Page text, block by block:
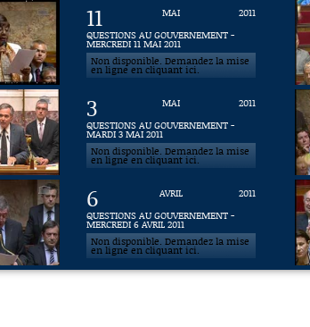
11 MAI
2011
QUESTIONS AU GOUVERNEMENT -
MERCREDI 11 MAI 2011
Non disponible. Demandez la mise
en ligne en cliquant ici.
3 MAI
2011
QUESTIONS AU GOUVERNEMENT -
MARDI 3 MAI 2011
Non disponible. Demandez la mise
en ligne en cliquant ici.
6 AVRIL
2011
QUESTIONS AU GOUVERNEMENT -
MERCREDI 6 AVRIL 2011
Non disponible. Demandez la mise
en ligne en cliquant ici.